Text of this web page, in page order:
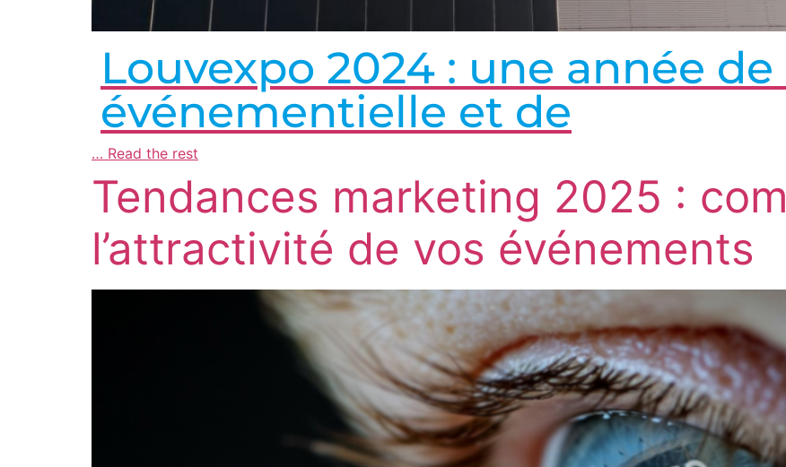
Louvexpo 2024 : une année
événementielle et de
… Read the rest
Tendances marketing 2025 :
l’attractivité de vos événements